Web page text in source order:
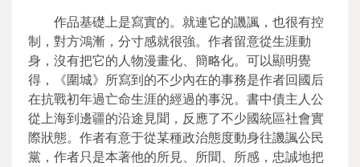
作品基礎上是寫實的。就連它的譏諷，也很有控
制，對方鴻漸，分寸感就很強。作者留意從生涯動
身，沒有把它的人物漫畫化、簡略化。可以顯明覺
得，《圍城》所寫到的不少內在的事務是作者回國后
在抗戰初年過亡命生涯的經過的事況。書中債主人公
從上海到邊疆的沿途見聞，反應了不少國統區社會實
際狀態。作者有意于從某種政治態度動身往譏諷公民
黨，作者只是本著他的所見、所聞、所感，忠誠地把